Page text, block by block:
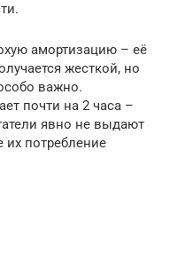
амортизацию – её
жесткой, но
важно.
почти на 2 часа –
явно не выдают
потребление